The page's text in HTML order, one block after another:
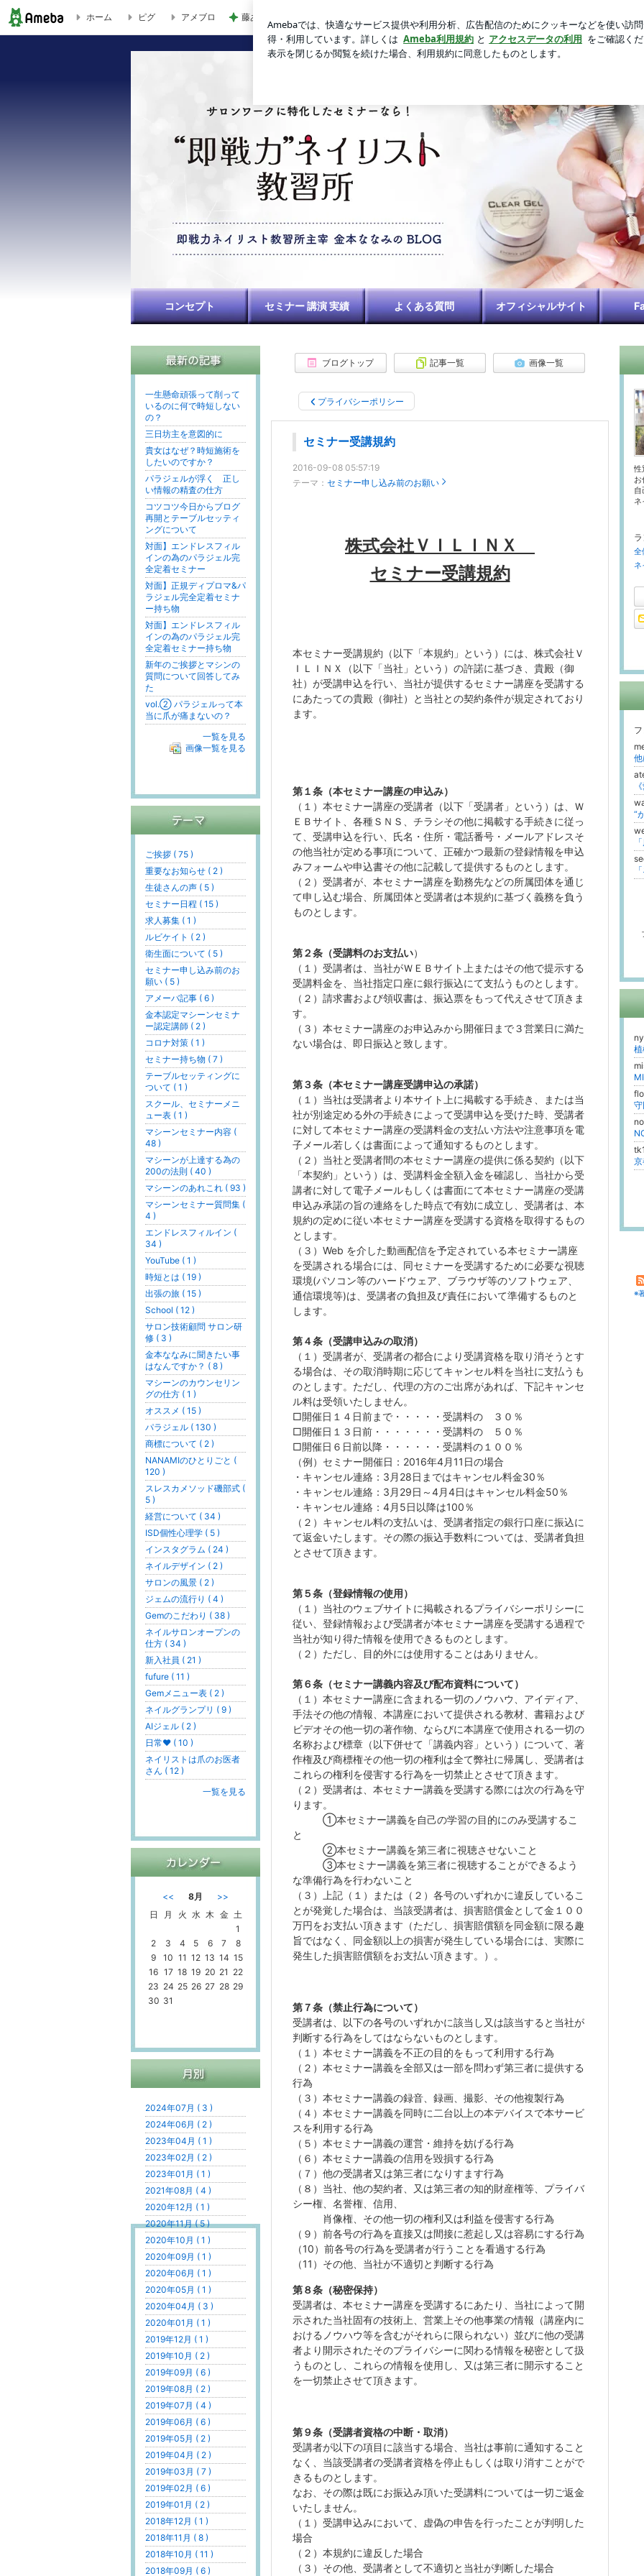
セミナー受講規約 | マシーン ・ 時短 術を極める エンドレスフィルイン ・セミナー 講師 金本ななみblog
ホーム ピグ アメブロ 藤あや子「熱湯が」火傷に心配の声
ブログトップ 記事一覧 画像一覧
プライバシーポリシー
セミナー受講規約
2016-09-08 05:57:19
テーマ： セミナー申し込み前のお願い
株式会社ＶＩＬＩＮＸ
セミナー受講規約
本セミナー受講規約（以下「本規約」という）には、株式会社Ｖ
ＩＬＩＮＸ（以下「当社」という）の許諾に基づき、貴殿（御
社）が受講申込を行い、当社が提供するセミナー講座を受講する
にあたっての貴殿（御社）と当社との契約条件が規定されており
ます。
第１条（本セミナー講座の申込み）
（１）本セミナー講座の受講者（以下「受講者」という）は、Ｗ
ＥＢサイト、各種ＳＮＳ
チラシその他に掲載する手続きに従っ
て、受講申込を行い、氏名・住所・電話番号・メールアドレスそ
の他当社が定める事項について、正確かつ最新の登録情報を申込
みフォームや申込書その他に記載して提供するものとします。
（２）受講者が、本セミナー講座を勤務先などの所属団体を通じ
て申し込む場合、所属団体と受講者は本規約に基づく義務を負う
ものとします。
第２条（受講料のお支払い）
（１）受講者は、当社がＷＥＢサイト上またはその他で提示する
受講料金を、当社指定口座に銀行振込にて支払うものとします。
（２）請求書および領収書は、振込票をもって代えさせて頂きま
す。
（３） 本セミナー講座のお申込みから開催日まで３営業日に満た
ない場合は、即日振込と致します。
第３条（本セミナー講座受講申込の承諾）
（１）当社は受講者より本サイト上に掲載する手続き、または当
社が別途定める外の手続きによって受講申込を受けた時、受講者
に対して本セミナー講座の受講料金の支払い方法や注意事項を電
子メール若しくは書面によって通知するものとします。
（２）当社と受講者間の本セミナー講座の提供に係る契約（以下
「本契約」という）は、受講料金全額入金を確認し、当社から受
講者に対して電子メールもしくは書面にて本セミナー講座の受講
申込み承諾の旨の連絡をした時点で有効に成立し、受講者は、本
規約の定めに従い本セミナー講座を受講する資格を取得するもの
とします。
（３） Web を介した動画配信を予定されている本セミナー講座
を受講される場合には 同セミナーを受講するために必要な視聴
環境(パソコン等のハー ドウェア、 ブラウザ等のソフトウェア、
通信環境等)は、 受講者の負担及び責任において準備するものと
します。
第４条（受講申込みの取消）
（１）受講者が、受講者の都合により受講資格を取り消そうとす
る場合は、その取消時期に応じてキャンセル料を当社に支払うも
のとします。ただし、代理の方のご出席があれば、下記キャンセ
ル料は受領いたしません。
□開催日１４日前まで・・・・・受講料の ３０％
□開催日１３日前・・・・・・・受講料の ５０％
□開催日６日前以降・・・・・・受講料の１００％
（例）セミナー開催日：2016年4月11日の場合
・キャンセル連絡：3月28日まではキャンセル料金30％
・キャンセル連絡：3月29日～4月4日はキャンセル料金50％
・キャンセル連絡：4月5日以降は100％
（２）キャンセル料の支払いは、受講者指定の銀行口座に振込に
て返金いたします。その際の振込手数料については、受講者負担
とさせて頂きます。
第５条（登録情報の使用）
（１）当社のウェブサイトに掲載されるプライバシーポリシーに
従い、登録情報および受講者が本セミナー講座を受講する過程で
当社が知り得た情報を使用できるものとします。
（２）ただし、目的外には使用することはありません。
第６条 （セミナー講義内容及び配布資料について）
（１） 本セミナー講座に含まれる一切のノウハウ、アイディア、
手法その他の情報、本講座において提供される教材、書籍および
ビデオその他一切の著作物、ならびに本講座で使用される一切の
名称および標章（以下併せて「講義内容」という）について、著
作権及び商標権その他一切の権利は全て弊社に帰属し、受講者は
これらの権利を侵害する行為を一切禁止 と させて頂きます。
（２） 受講者は、 本セミナー講義を受講する際には次の行為を守
ります。
①本セミナー講義を自己の学習の目的にのみ受講するこ
と
②本セミナー講義を第三者に視聴させないこと
③本セミナー講義を第三者に視聴することができるよ う
な準備行為を行わないこと
（３）上記（１）または（２） 各号のいずれかに違反しているこ
とが発覚した場合は
当該受講者は
損害賠償金として金１００
万円をお支払い頂きます（ただし
損害賠償額を同金額に限る趣
旨ではなく
同金額以上の損害が発生している場合には
実際に
発生した損害賠償額をお支払い頂きます。 ）。
第７条（禁止行為について）
受講者は、以下の各号のいずれかに該当し又は該当すると当社が
判断する行為をしてはならないものとします。
（１） 本セミナー講義を不正の目的をもって利用する行為
（２）本セミナー講義を全部又は一部を問わず第三者に提供する
行為
（３）本セミナー講義の録音、録画、撮影、その他複製行為
（４） 本セミナー講義を同時に二台以上の本デバイスで本サービ
スを利用する行為
（５）本セミナー講義の運営・維持を妨げる行為
（６）本セミナー講義の信用を毀損する行為
（ ７ ）他の受講者又は第三者になりすます行為
（ ８ ）当社、他の契約者、又は第三者の知的財産権等、プライバ
シー権、名誉権、信用、
肖像権、その他一切の権利又は利益を侵害する行為
（ ９ ）前各号の行為を直接又は間接に惹起し又は容易にする行為
（10）前各号の行為を受講者が行うことを看過する行為
（11 ）その他、当社が不適切と判断する行為
第８条（秘密保持）
受講者は、本セミナー講座を受講するにあたり、当社によって開
示された当社固有の技術上、営業上その他事業の情報（講座内に
おけるノウハウ等を含むがそれらに限られない）並びに他の受講
者より開示されたそのプライバシーに関わる情報を秘密として扱
うものとし、これらの情報を使用し、又は第三者に開示すること
を一切禁止させて頂きます。
第９条（受講者資格の中断・取消）
受講者が以下の項目に該当する場合、当社は事前に通知すること
なく、当該受講者の受講者資格を停止もしくは取り消すことがで
きるものとします。
なお、その際は既にお振込み頂いた受講料については一切ご返金
いたしません。
（１）受講申込みにおいて、虚偽の申告を行ったことが判明した
場合
（２）本規約に違反した場合
（３）その他、受講者として不適切と当社が判断した場合
性
お
全
ネ
“
コンセプト セミナー 講演 実績 よくある質問 オフィシャルサイト
※
一生懸命頑張って削って
いるのに何で時短しない
の？
三日坊主を意図的に
貴女はなぜ？時短施術を
したいのですか？
パラジェルが浮く 正し
い情報の精査の仕方
コツコツ今日からブログ
再開とテーブルセッティ
ングについて
対面】エンドレスフィル
インの為のパラジェル完
全定着セミナー
対面】正規ディプロマ&パ
ラジェル完全定着セミナ
ー持ち物
対面】エンドレスフィル
インの為のパラジェル完
全定着セミナー持ち物
新年のご挨拶とマシンの
質問について回答してみ
た
vol.② パラジェルって本
当に爪が痛まないの？
一覧を見る
画像一覧を見る
ご挨拶 ( 75 )
重要なお知らせ ( 2 )
生徒さんの声 ( 5 )
セミナー日程 ( 15 )
求人募集 ( 1 )
ルビケイト ( 2 )
衛生面について ( 5 )
セミナー申し込み前のお
願い ( 5 )
アメーバ記事 ( 6 )
金本認定マシーンセミナ
ー認定講師 ( 2 )
コロナ対策 ( 1 )
セミナー持ち物 ( 7 )
テーブルセッティングに
ついて ( 1 )
スクール、セミナーメニ
ュー表 ( 1 )
マシーンセミナー内容 (
48 )
マシーンが上達する為の
200の法則 ( 40 )
マシーンのあれこれ ( 93 )
マシーンセミナー質問集 (
4 )
エンドレスフィルイン (
34 )
YouTube ( 1 )
時短とは ( 19 )
出張の旅 ( 15 )
School ( 12 )
サロン技術顧問 サロン研
修 ( 3 )
金本ななみに聞きたい事
はなんですか？ ( 8 )
マシーンのカウンセリン
グの仕方 ( 1 )
オススメ ( 15 )
パラジェル ( 130 )
商標について ( 2 )
NANAMIのひとりごと (
120 )
スレスカメソッド磯部式 (
5 )
経営について ( 34 )
ISD個性心理学 ( 5 )
インスタグラム ( 24 )
ネイルデザイン ( 2 )
サロンの風景 ( 2 )
ジェムの流行り ( 4 )
Gemのこだわり ( 38 )
ネイルサロンオープンの
仕方 ( 34 )
新入社員 ( 21 )
fufure ( 11 )
Gemメニュー表 ( 2 )
ネイルグランプリ ( 9 )
AIジェル ( 2 )
日常♥ ( 10 )
ネイリストは爪のお医者
さん ( 12 )
一覧を見る
<< 8月
>>
日
月 火 水 木 金 土
1
2
3 4 5 6 7
8
9
10 11 12 13 14 15
16 17 18 19 20 21 22
23 24 25 26 27 28 29
30 31
2024年07月 ( 3 )
2024年06月 ( 2 )
2023年04月 ( 1 )
2023年02月 ( 2 )
2023年01月 ( 1 )
2021年08月 ( 4 )
2020年12月 ( 1 )
2020年11月 ( 5 )
2020年10月 ( 1 )
2020年09月 ( 1 )
2020年06月 ( 1 )
2020年05月 ( 1 )
2020年04月 ( 3 )
2020年01月 ( 1 )
2019年12月 ( 1 )
2019年10月 ( 2 )
2019年09月 ( 6 )
2019年08月 ( 2 )
2019年07月 ( 4 )
2019年06月 ( 6 )
2019年05月 ( 2 )
2019年04月 ( 2 )
2019年03月 ( 7 )
2019年02月 ( 6 )
2019年01月 ( 2 )
2018年12月 ( 1 )
2018年11月 ( 8 )
2018年10月 ( 11 )
2018年09月 ( 6 )